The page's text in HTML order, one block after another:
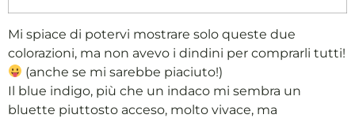
Mi spiace di potervi mostrare solo queste due
colorazioni, ma non avevo i dindini per comprarli tutti!
(anche se mi sarebbe piaciuto!)
Il blue indigo, più che un indaco mi sembra un
bluette piuttosto acceso, molto vivace, ma